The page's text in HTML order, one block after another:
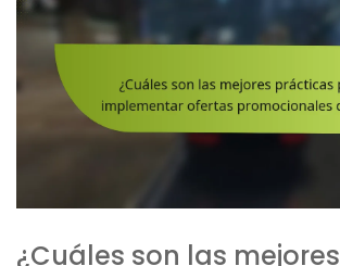
¿Cuáles son las mejores